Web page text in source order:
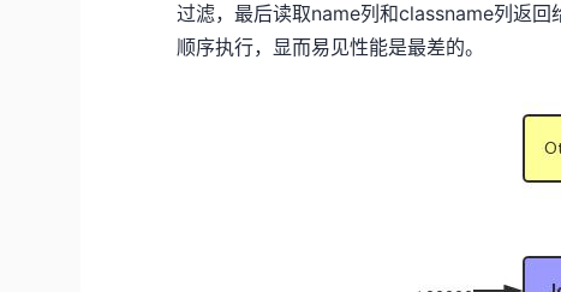
过滤，最后读取name列和classname列返
顺序执行，显而易见性能是最差的。